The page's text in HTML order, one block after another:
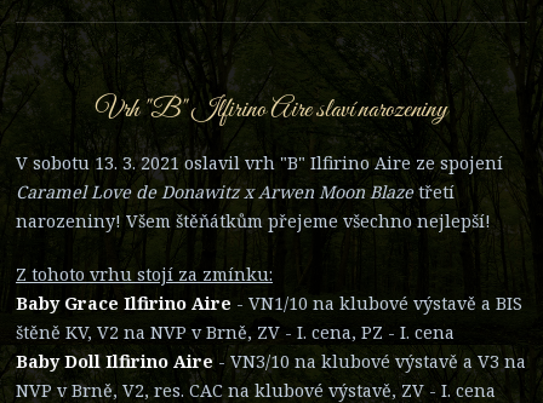
Vrh "B" Ilfirino Aire slaví narozeniny
V sobotu 13. 3. 2021 oslavil vrh "B" Ilfirino Aire ze spojení
Caramel Love de Donawitz x Arwen Moon Blazetřetí
narozeniny! Všem štěňátkům přejeme všechno nejlepší!
Z tohoto vrhu stojí za zmínku:
Baby Grace Ilfirino Aire - VN1/10 na klubové výstavě a BIS
štěně KV, V2 na NVP v Brně, ZV - I. cena, PZ - I. cena
Baby Doll Ilfirino Aire- VN3/10 na klubové výstavě a V3 na
NVP v Brně, V2, res. CAC na klubové výstavě, ZV - I. cena